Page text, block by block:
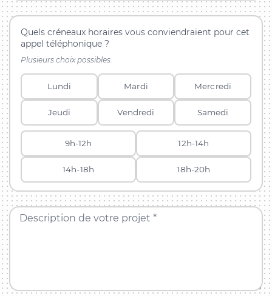
Quels créneaux horaires vous conviendraient pour cet
appel téléphonique ?
Plusieurs choix possibles.
Lundi Mardi Mercredi
Jeudi Vendredi Samedi
9h-12h 12h-14h
14h-18h 18h-20h
Description de votre projet *